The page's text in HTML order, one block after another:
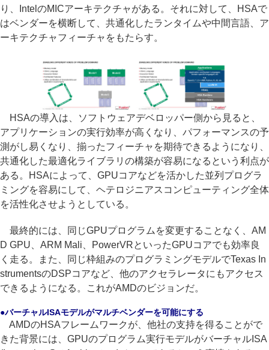
り、IntelのMICアーキテクチャがある。それに対して、HSAで
はベンダーを横断して、共通化したランタイムや中間言語、ア
ーキテクチャフィーチャをもたらす。
HSAの導入は、ソフトウェアデベロッパー側から見ると、
アプリケーションの実行効率が高くなり、パフォーマンスの予
測がし易くなり、揃ったフィーチャを期待できるようになり、
共通化した最適化ライブラリの構築が容易になるという利点が
ある。HSAによって、GPUコアなどを活かした並列プログラ
ミングを容易にして、ヘテロジニアスコンピューティング全体
を活性化させようとしている。
最終的には、同じGPUプログラムを変更することなく、AM
D GPU、ARM Mali、PowerVRといったGPUコアでも効率良
く走る。また、同じ枠組みのプログラミングモデルでTexas In
strumentsのDSPコアなど、他のアクセラレータにもアクセス
できるようになる。これがAMDのビジョンだ。
●バーチャルISAモデルがマルチベンダーを可能にする
AMDのHSAフレームワークが、他社の支持を得ることがで
きた背景には、GPUのプログラム実行モデルがバーチャルISA